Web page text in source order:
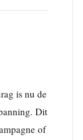
is nu de
Dit
of